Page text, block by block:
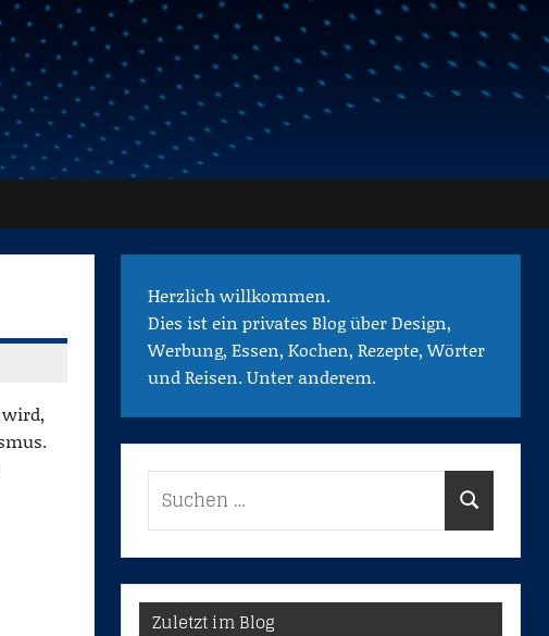
Herzlich willkommen.
Dies ist ein privates Blog über Design,
Werbung, Essen, Kochen, Rezepte, Wörter
und Reisen. Unter anderem.
Suchen
Zuletzt im Blog